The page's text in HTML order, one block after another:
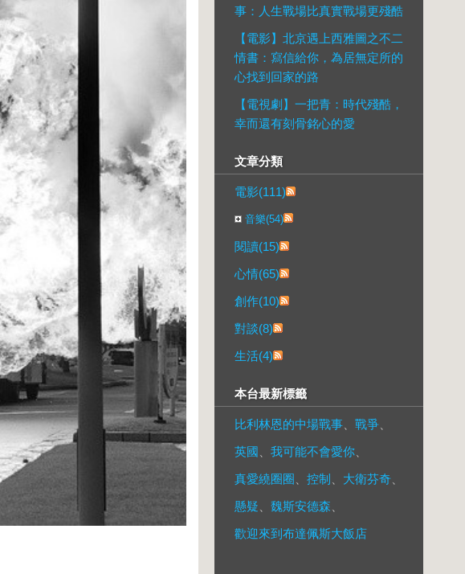
事：人生戰場比真實戰場更殘酷
【電影】北京遇上西雅圖之不二
情書：寫信給你，為居無定所的
心找到回家的路
【電視劇】一把青：時代殘酷，
幸而還有刻骨銘心的愛
文章分類
電影(111)
音樂(54)
閱讀(15)
心情(65)
創作(10)
對談(8)
生活(4)
本台最新標籤
比利林恩的中場戰事 戰爭
英國
我可能不會愛你
真愛繞圈圈
控制 大衛芬奇
懸疑
魏斯安德森
歡迎來到布達佩斯大飯店